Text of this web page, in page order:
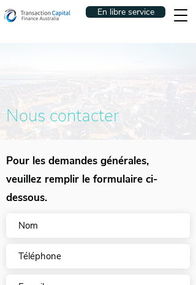
En libre service
Nous contacter
Pour les demandes générales,
veuillez remplir le formulaire ci-
dessous.